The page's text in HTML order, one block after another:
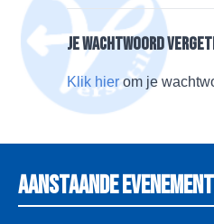
Je wachtwoord
Klik hierom je
Aanstaande